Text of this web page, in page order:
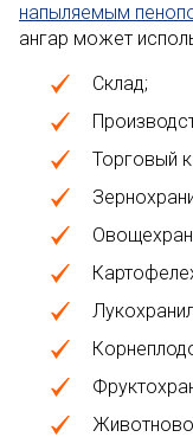
напыляемым
ангар может
Склад;
Торговый